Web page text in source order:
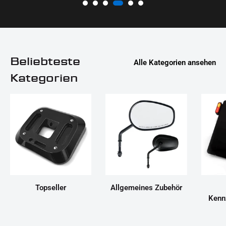
Beliebteste
Kategorien
Alle Kategorien ansehen
Topseller
Allgemeines Zubehör